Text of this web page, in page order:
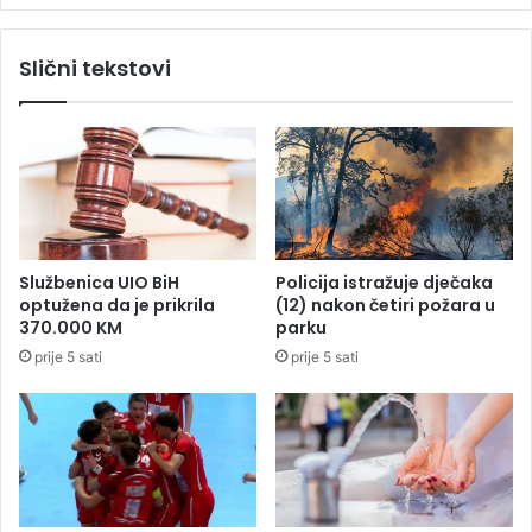
r
m
l
n
u
o
i
r
o
e
n
t
r
u
n
c
i
o
a
l
Slični tekstovi
Službenica UIO BiH
optužena da je prikrila
370.000 KM
prije 5 sati
Policija istražuje dječaka
(12) nakon četiri požara u
parku
prije 5 sati